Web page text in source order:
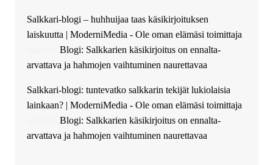
The Admin: High five! You’ve
successfully installed Simple
Ajax Chat.
Salkkari-blogi – huhhuijaa taas käsikirjoituksen
laiskuutta | ModerniMedia - Ole oman elämäsi toimittaja
Blogi: Salkkarien käsikirjoitus on ennalta-
arvattava ja hahmojen vaihtuminen naurettavaa
Salkkari-blogi: tuntevatko salkkarin tekijät lukiolaisia
lainkaan? | ModerniMedia - Ole oman elämäsi toimittaja
Blogi: Salkkarien käsikirjoitus on ennalta-
arvattava ja hahmojen vaihtuminen naurettavaa